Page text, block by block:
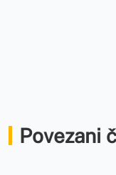
Povezani